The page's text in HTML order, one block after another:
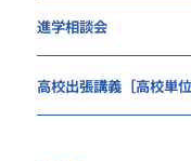
進学相談会
高校出張講義［高校単位